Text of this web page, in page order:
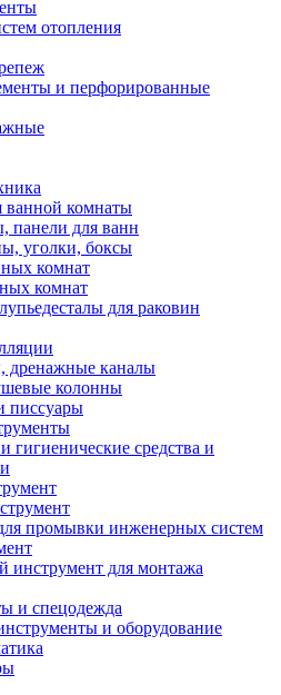
отопления
и перфорированные
ванной комнаты
панели для ванн
уголки, боксы
комнат
комнат
для раковин
дренажные каналы
колонны
писсуары
гигиенические средства и
промывки инженерных систем
инструмент для монтажа
и спецодежда
и оборудование